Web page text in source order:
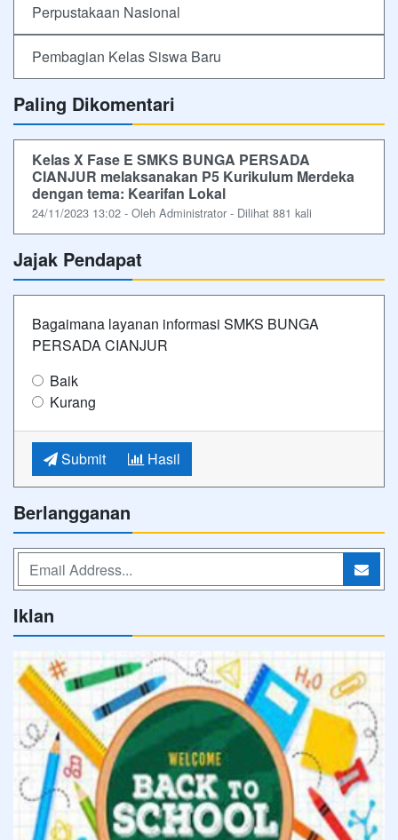
Perpustakaan Nasional
Pembagian Kelas Siswa Baru
Paling Dikomentari
Kelas X Fase E SMKS BUNGA PERSADA
CIANJUR melaksanakan P5 Kurikulum Merdeka
dengan tema: Kearifan Lokal
24/11/2023 13:02 - Oleh Administrator - Dilihat 881 kali
Jajak Pendapat
Bagaimana layanan informasi SMKS BUNGA
PERSADA CIANJUR
Baik
Kurang
Submit Hasil
Berlangganan
Iklan